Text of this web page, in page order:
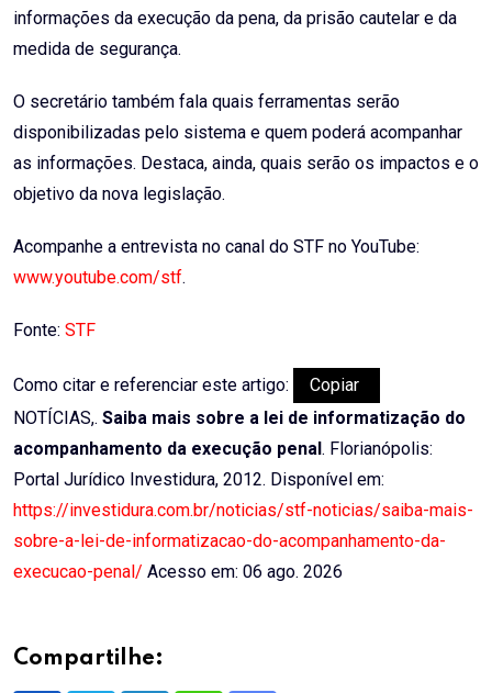
informações da execução da pena, da prisão cautelar e da
medida de segurança.
O secretário também fala quais ferramentas serão
disponibilizadas pelo sistema e quem poderá acompanhar
as informações. Destaca, ainda, quais serão os impactos e o
objetivo da nova legislação.
Acompanhe a entrevista no canal do STF no YouTube:
www.youtube.com/stf.
Fonte: STF
Como citar e referenciar este artigo:
Copiar
NOTÍCIAS,. Saiba mais sobre a lei de informatização do
acompanhamento da execução penal . Florianópolis:
Portal Jurídico Investidura, 2012. Disponível em:
https://investidura.com.br/noticias/stf-noticias/saiba-mais-
sobre-a-lei-de-informatizacao-do-acompanhamento-da-
execucao-penal/ Acesso em: 06 ago. 2026
Compartilhe: